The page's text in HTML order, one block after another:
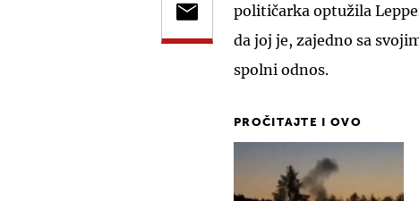
političarka optužila
da joj je, zajedno sa
spolni odnos.
PROČITAJTE I OVO